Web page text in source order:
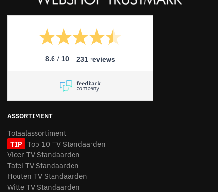
8.6 / 10 231 reviews
ASSORTIMENT
Totaalassortiment
TIP Top 10 TV Standaarden
Vloer TV Standaarden
Tafel TV Standaarden
Houten TV Standaarden
Witte TV Standaarden